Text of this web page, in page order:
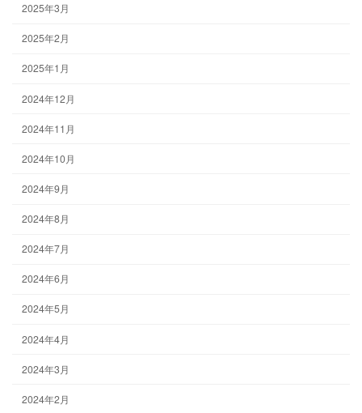
2025年3月
2025年2月
2025年1月
2024年12月
2024年11月
2024年10月
2024年9月
2024年8月
2024年7月
2024年6月
2024年5月
2024年4月
2024年3月
2024年2月